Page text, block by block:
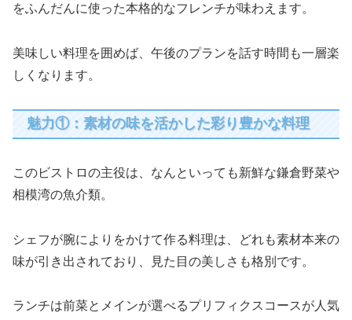
をふんだんに使った本格的なフレンチが味わえます。
美味しい料理を囲めば、午後のプランを話す時間も一層楽
しくなります。
魅力①：素材の味を活かした彩り豊かな料理
このビストロの主役は、なんといっても新鮮な鎌倉野菜や
相模湾の魚介類。
シェフが腕によりをかけて作る料理は、どれも素材本来の
味が引き出されており、見た目の美しさも格別です。
ランチは前菜とメインが選べるプリフィクスコースが人気